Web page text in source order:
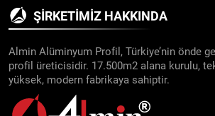
ŞIRKETIMIZ HAKKINDA
Almin Alüminyum Profil, Türkiye’nin önde
profil üreticisidir. 17.500m2 alana kurulu,
yüksek, modern fabrikaya sahiptir.